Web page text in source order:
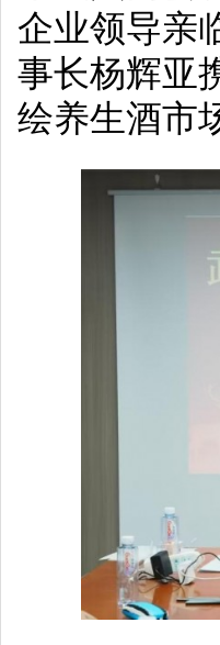
企业领导亲
事长杨辉亚
绘养生酒市